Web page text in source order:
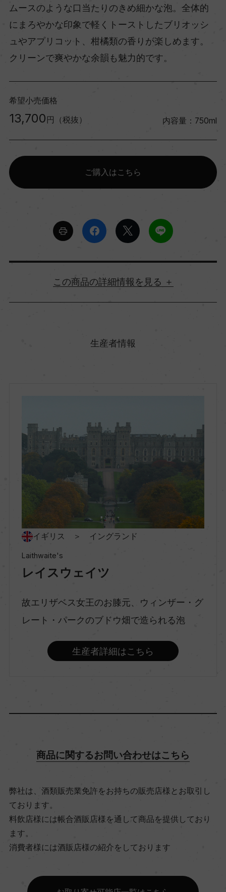
ムースのような口当たりのきめ細かな泡。全体的
にまろやかな印象で軽くトーストしたブリオッシ
ュやアプリコット、柑橘類の香りが楽しめます。
クリーンで爽やかな余韻も魅力的です。
希望小売価格
13,700 円（税抜） 内容量：750ml
ご購入はこちら
詳細情報
スパークリングワイン
味わい
品種（原材料）
シャルドネ 64%/ピノ・ノワール 29%/ピノ・ムニ
ビオ情報・認証機関
ー
有機JAS認証
生産者情報
イギリス ＞ イングランド
Laithwaite's
レイスウェイツ
故エリザベス女王のお膝元、ウィンザー・グ
レート・パークのブドウ畑で造られる泡
生産者詳細はこちら
商品に関するお問い合わせはこちら
弊社は、酒類販売業免許をお持ちの販売店様とお取引し
ております。
料飲店様には帳合酒販店様を通して商品を提供しており
ます。
消費者様には酒販店様の紹介をしております